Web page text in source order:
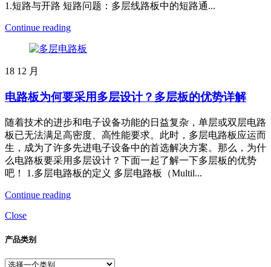
1.短路与开路 短路问题：多层线路板中的短路通...
Continue reading
18 12 月
电路板为何要采用多层设计？多层板的优势详解
随着技术的进步和电子设备功能的日益复杂，单层或双层电路
板已无法满足高密度、高性能要求。此时，多层电路板应运而
生，成为了许多先进电子设备中的首选解决方案。那么，为什
么电路板要采用多层设计？下面一起了解一下多层板的优势
吧！ 1.多层电路板的定义 多层电路板（Multil...
Continue reading
Close
产品类别